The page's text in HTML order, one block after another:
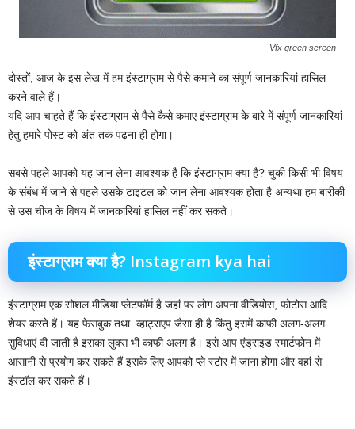
Vfx green screen
दोस्तों, आज के इस लेख में हम इंस्टाग्राम से पैसे कमाने का संपूर्ण जानकारियां हासिल
करने वाले हैं।
यदि आप चाहते हैं कि इंस्टाग्राम से पैसे कैसे कमाए इंस्टाग्राम के बारे में संपूर्ण जानकारियां
हेतु हमारे पोस्ट को अंत तक पढ़ना ही होगा।
सबसे पहले आपको यह जान लेना आवश्यक है कि इंस्टाग्राम क्या है? चुकी किसी भी विषय
के संबंध में जाने से पहले उसके टाइटल को जान लेना आवश्यक होता है अन्यथा हम बारीकी
से उस चीज के विषय में जानकारियां हासिल नहीं कर सकते।
इंस्टाग्राम क्या है? Instagram kya hai
इंस्टाग्राम एक सोशल मीडिया प्लेटफॉर्म है जहां पर लोग अपना वीडियोस, फोटोस आदि
शेयर करते हैं। यह फेसबुक तथा व्हाट्सएप जैसा ही है किंतु इसमें काफी अलग-अलग
सुविधाएं दी जाती है इसका लुक्स भी काफी अलग है। इसे आप एंड्राइड स्मार्टफोन में
आसानी से प्रयोग कर सकते हैं इसके लिए आपको प्ले स्टोर में जाना होगा और वहां से
इंस्टॉल कर सकते हैं।